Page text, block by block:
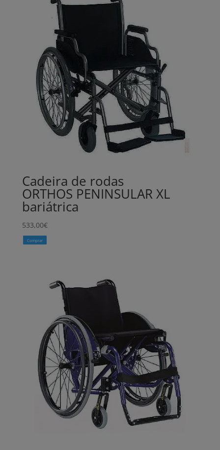
4.389,00€
Cadeira de rodas
ORTHOS PENINSULAR XL
bariátrica
533,00€
Comprar